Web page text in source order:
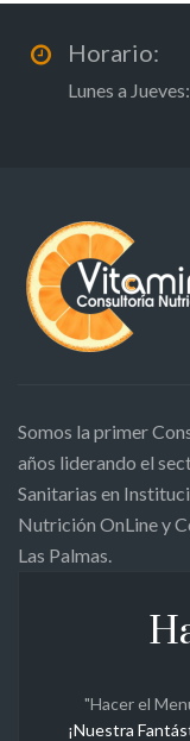
Horario:
Lunes a
Somos la primer
años liderando el
Sanitarias en
Nutrición OnLine y
Las Palmas.
"Hacer el
¡Nuestra